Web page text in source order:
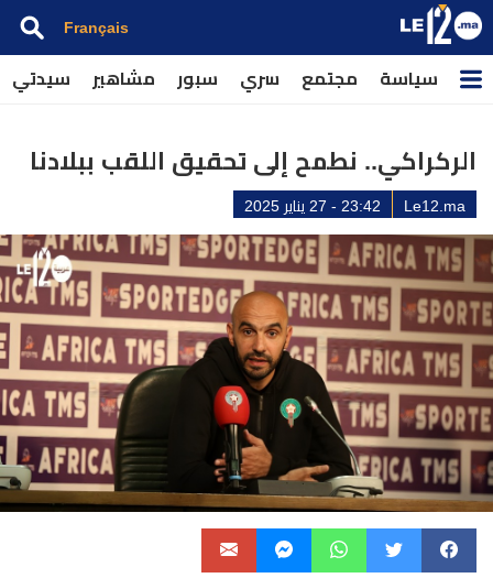
Français
سياسة مجتمع سري سبور مشاهير سيدتي
الركراكي.. نطمح إلى تحقيق اللقب ببلادنا
Le12.ma 23:42 - 27 يناير 2025